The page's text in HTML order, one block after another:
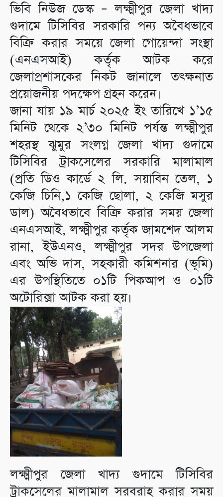
ভিবি নিউজ ডেস্ক – লক্ষ্মীপুর জেলা খাদ্য
গুদামে টিসিবির সরকারি পন্য অবৈধভাবে
বিক্রি করার সময়ে জেলা গোয়েন্দা সংস্থা
(এনএসআই) কর্তৃক আটক করে
জেলাপ্রশাসকের নিকট জানালে তৎক্ষনাত
প্রয়োজনীয় পদক্ষেপ গ্রহন করেন।
জানা যায় ১৯ মার্চ ২০২৫ ইং তারিখে ১’১৫
মিনিট থেকে ২’৩০ মিনিট পর্যন্ত লক্ষ্মীপুর
শহরস্থ ঝুমুর সংলগ্ন জেলা খাদ্য গুদামে
টিসিবির ট্রাকসেলের সরকারি মালামাল
(প্রতি ডিও কার্ডে ২ লি. সয়াবিন তেল, ১
কেজি চিনি,১ কেজি ছোলা, ২ কেজি মসুর
ডাল) অবৈধভাবে বিক্রি করার সময় জেলা
এনএসআই, লক্ষ্মীপুর কর্তৃক জামশেদ আলম
রানা, ইউএনও, লক্ষ্মীপুর সদর উপজেলা
এবং অভি দাস, সহকারী কমিশনার (ভূমি)
এর উপস্থিতিতে ০১টি পিকআপ ও ০১টি
অটোরিক্সা আটক করা হয়।
লক্ষ্মীপুর জেলা খাদ্য গুদামে টিসিবির
ট্রাকসেলের মালামাল সরবরাহ করার সময়